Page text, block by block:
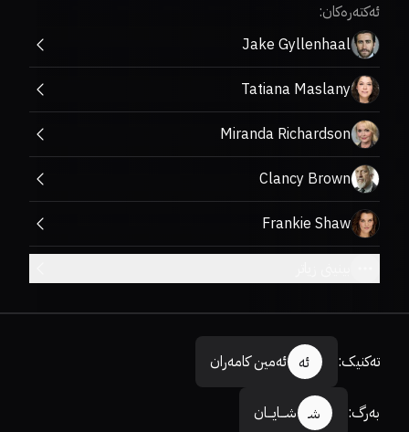
ئەکتەرەکان:
Jake Gyllenhaal
Tatiana Maslany
Miranda Richardson
Clancy Brown
Frankie Shaw
تەکنیک: ئە ئەمین کامەران
بەرگ: شـ شـــایـــان